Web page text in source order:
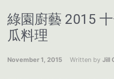
綠園廚藝 2015
瓜料理
November 1, 2015 Written by Jill